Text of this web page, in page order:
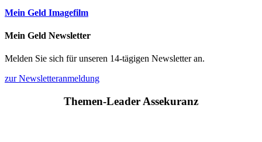
Mein Geld Imagefilm
Mein Geld Newsletter
Melden Sie sich für unseren 14-tägigen Newsletter an.
zur Newsletteranmeldung
Themen-Leader Assekuranz